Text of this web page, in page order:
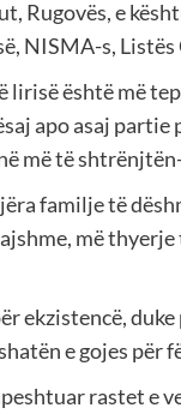
Rugovës, e
NISMA-s, Listës
është më
apo asaj
më të
familje të
më
ekzistencë,
e gojes për
rastet e